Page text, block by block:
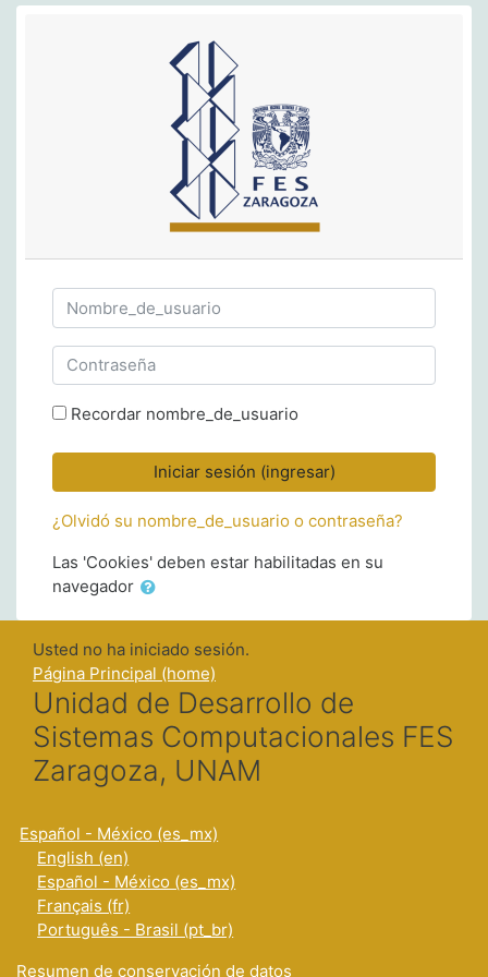
Saltar al contenido principal
Nombre_de_usuario
Contraseña
Recordar nombre_de_usuario
Iniciar sesión (ingresar)
¿Olvidó su nombre_de_usuario o contraseña?
Las 'Cookies' deben estar habilitadas en su
navegador
Usted no ha iniciado sesión.
Página Principal (home)
Unidad de Desarrollo de
Sistemas Computacionales FES
Zaragoza, UNAM
Español - México ‎(es_mx)‎
English ‎(en)‎
Español - México ‎(es_mx)‎
Français ‎(fr)‎
Português - Brasil ‎(pt_br)‎
Resumen de conservación de datos